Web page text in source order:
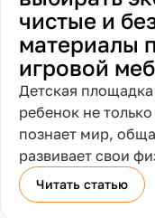
чистые и
материалы
игровой
Детская
ребенок не
познает мир,
развивает свои
навыки. Именно
стоит уделить
Читать статью